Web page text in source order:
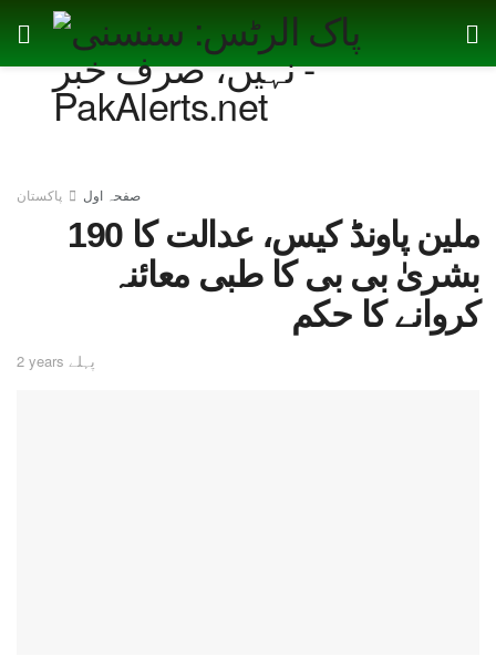
صفحہ اول پاکستان
190 ملین پاونڈ کیس، عدالت کا
بشریٰ بی بی کا طبی معائنہ
کروانے کا حکم
2 years پہلے